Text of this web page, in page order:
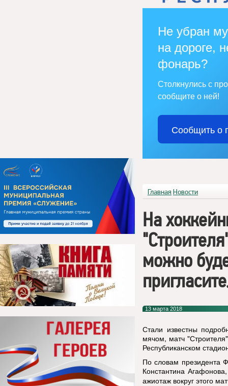
Не убран
на дороге,
фонарь?
Столкнулись с
сообщите о ней!
Сообщить о
Главная Новости
На
можно
13 марта 2018
Стали известны
мячом, матч
Республиканском
По словам президента
Константина
ажиотаж вокруг этого